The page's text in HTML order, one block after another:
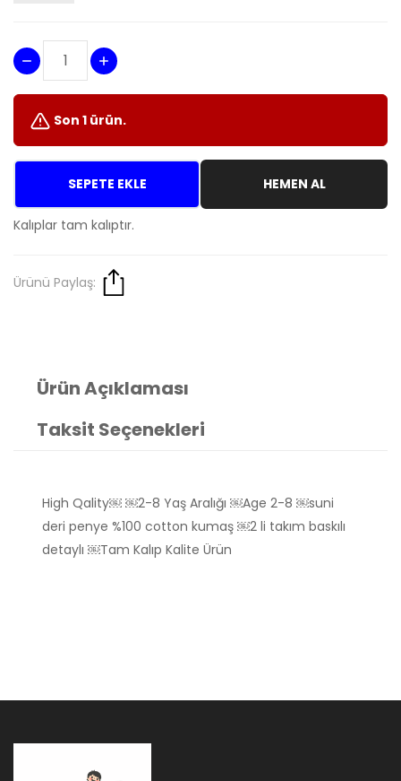
Son 1 ürün.
SEPETE EKLE HEMEN AL
Kalıplar tam kalıptır.
Ürünü Paylaş:
Ürün Açıklaması
Taksit Seçenekleri
High Qality￼ ￼2-8 Yaş Aralığı ￼Age 2-8 ￼suni
deri penye %100 cotton kumaş ￼2 li takım baskılı
detaylı ￼Tam Kalıp Kalite Ürün